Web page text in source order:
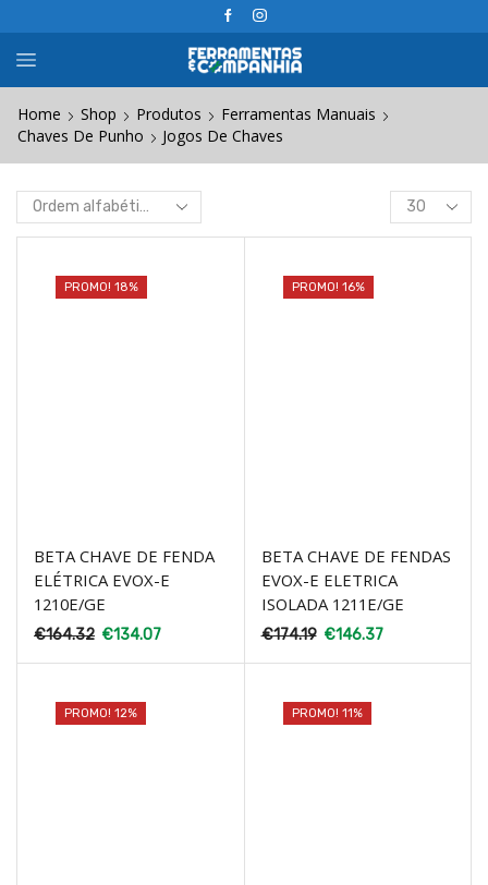
Home Shop Produtos
Ferramentas Manuais
Chaves De Punho
Jogos De Chaves
Products
per
PROMO! 18%
BETA CHAVE DE FENDA
ELÉTRICA EVOX-E
1210E/GE
€164.32 €134.07
PROMO! 16%
BETA CHAVE DE FENDAS
EVOX-E ELETRICA
ISOLADA 1211E/GE
€174.19 €146.37
PROMO! 12% PROMO! 11%